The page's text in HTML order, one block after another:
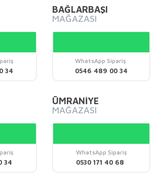
Yorum Yaz
için teşekkür ederiz.
bozuk veya görüntülenemiyor.
hatalar bulunuyor.
sitelerden daha pahalı.
34
BAĞLARBAŞI
MAĞAZASI
WhatsApp Sipariş
0546 489 00 34
34
ÜMRANİYE
MAĞAZASI
WhatsApp Sipariş
0530 171 40 68